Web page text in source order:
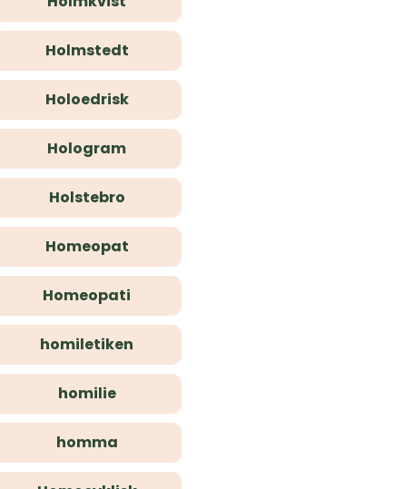
Holmstedt
Holoedrisk
Hologram
Holstebro
Homeopat
Homeopati
homiletiken
homilie
homma